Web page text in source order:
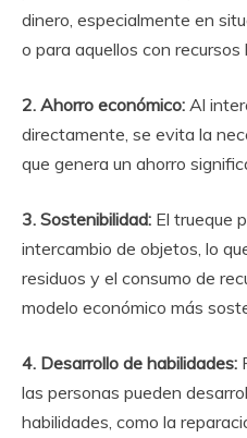
dinero, especialmente en
o para aquellos con recursos
2. Ahorro económico: Al
directamente, se evita la
que genera un ahorro
3. Sostenibilidad: El trueque
intercambio de objetos, lo
residuos y el consumo de
modelo económico más
4. Desarrollo de habilidades:
las personas pueden
habilidades, como la